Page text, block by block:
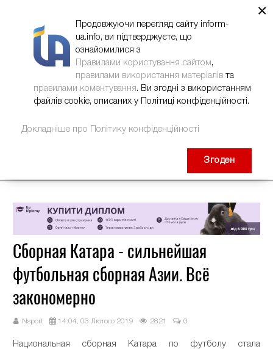
Сборная Катара - сильнейшая
футбольная сборная Азии. Всё
закономерно
Nsport 14:04, 03 Лютого 2019 2821 0
Национальная сборная Катара по футболу стала
×
Продовжуючи перегляд сайту inform-
ua.info, ви підтверджуєте, що
ознайомилися з
Правилами користування сайтом,
правилами використання матеріалів та
правилами коментування. Ви згодні з використанням
файлів cookie, описаних у Політиці конфіденційності.
Докладніше про Політику конфіденційності
Згоден